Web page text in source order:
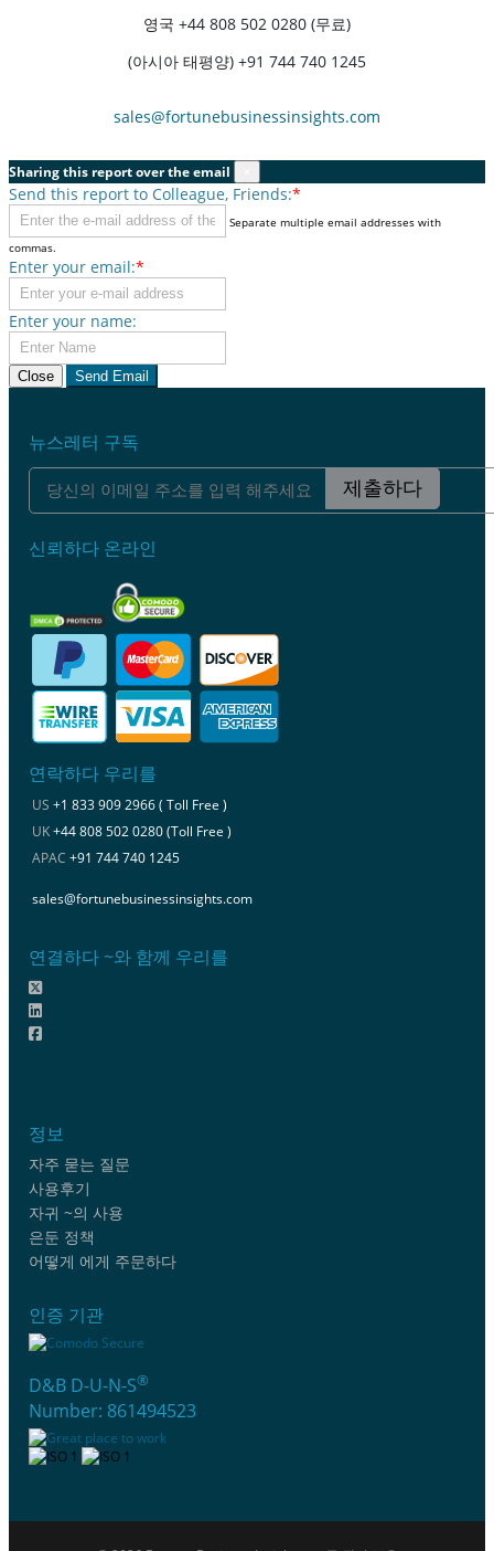
영국 +44 808 502 0280 (무료)
(아시아 태평양) +91 744 740 1245
sales@fortunebusinessinsights.com
Sharing this report over the email
Send this report to Colleague, Friends:*
Separate multiple email addresses with
commas.
Enter your email:*
Enter your name:
Close Send Email
뉴스레터 구독
제출하다
신뢰하다 온라인
연락하다 우리를
US +1 833 909 2966 ( Toll Free )
UK+44 808 502 0280 (Toll Free )
APAC +91 744 740 1245
sales@fortunebusinessinsights.com
연결하다 ~와 함께 우리를
정보
자주 묻는 질문
사용후기
자귀 ~의 사용
은둔 정책
어떻게 에게 주문하다
인증 기관
D&B D-U-N-S®
Number: 861494523